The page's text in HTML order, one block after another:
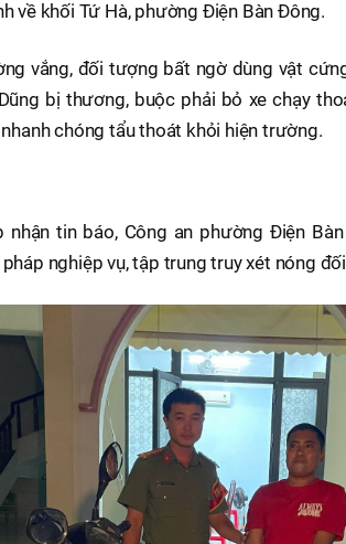
về khối Tứ Hà, phường Điện Bàn Đông.
vắng, đối tượng bất ngờ dùng vật
bị thương, buộc phải bỏ xe chạy
chóng tẩu thoát khỏi hiện trường.
nhận tin báo, Công an phường Điện
nghiệp vụ, tập trung truy xét nóng